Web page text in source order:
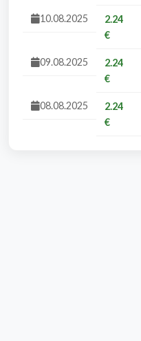
10.08.2025
2.24
€
09.08.2025
2.24
€
08.08.2025
2.24
€